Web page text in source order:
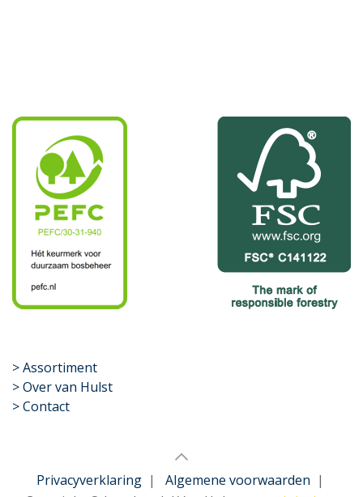
​>Assortiment
> Over van Hulst
> Contact
Privacyverklaring| Algemene voorwaarden |